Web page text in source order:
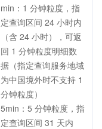
min：1 分钟粒度，指
定查询区间 24 小时内
（含 24 小时），可返
回 1 分钟粒度明细数
据（指定查询服务地域
为中国境外时不支持 1
分钟粒度）
5min：5 分钟粒度，指
定查询区间 31 天内